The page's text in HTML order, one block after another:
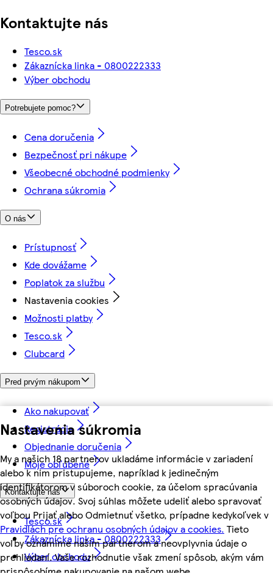
Nastavenia súkromia
My a našich 18 partnerov ukladáme informácie v zariadení
alebo k nim pristupujeme, napríklad k jedinečným
identifikátorom v súboroch cookie, za účelom spracúvania
osobných údajov. Svoj súhlas môžete udeliť alebo spravovať
voľbou Prijať alebo Odmietnuť všetko, prípadne kedykoľvek v
Pravidlách pre ochranu osobných údajov a cookies. Tieto
voľby oznámime našim partnerom a neovplyvnia údaje o
prehliadaní. Vaše rozhodnutie však zmení spôsob, akým vám
Kontaktujte nás
Tesco.sk
Zákaznícka linka - 0800222333
Výber obchodu
Potrebujete pomoc?
Cena doručenia
Bezpečnosť pri nákupe
Všeobecné obchodné podmienky
Ochrana súkromia
O nás
Prístupnosť
Kde dovážame
Poplatok za službu
Nastavenia cookies
Možnosti platby
Tesco.sk
Clubcard
Pred prvým nákupom
Ako nakupovať
Registrácia
Objednanie doručenia
Moje obľúbené
Kontaktujte nás
Tesco.sk
Zákaznícka linka - 0800222333
Výber obchodu